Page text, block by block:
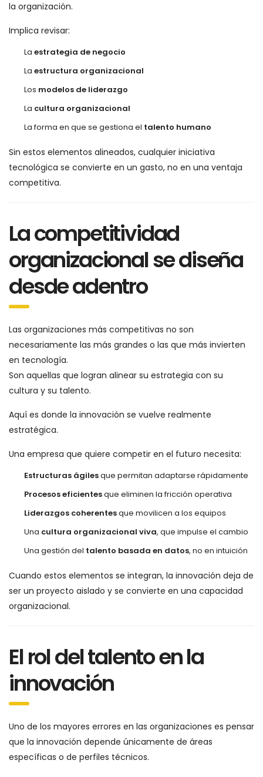
la organización.
Implica revisar:
La estrategia de negocio
La estructura organizacional
Los modelos de liderazgo
La cultura organizacional
La forma en que se gestiona el talento humano
Sin estos elementos alineados, cualquier iniciativa
tecnológica se convierte en un gasto, no en una ventaja
competitiva.
La competitividad
organizacional se diseña
desde adentro
Las organizaciones más competitivas no son
necesariamente las más grandes o las que más invierten
en tecnología.
Son aquellas que logran alinear su estrategia con su
cultura y su talento.
Aquí es donde la innovación se vuelve realmente
estratégica.
Una empresa que quiere competir en el futuro necesita:
Estructuras ágilesque permitan adaptarse rápidamente
Procesos eficientesque eliminen la fricción operativa
Liderazgos coherentesque movilicen a los equipos
Una cultura organizacional viva, que impulse el cambio
Una gestión del talento basada en datos, no en intuición
Cuando estos elementos se integran, la innovación deja de
ser un proyecto aislado y se convierte en una capacidad
organizacional.
El rol del talento en la
innovación
Uno de los mayores errores en las organizaciones es pensar
que la innovación depende únicamente de áreas
específicas o de perfiles técnicos.